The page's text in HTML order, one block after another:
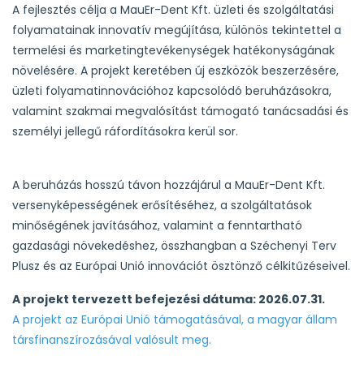
A fejlesztés célja a MauEr-Dent Kft. üzleti és szolgáltatási
folyamatainak innovatív megújítása, különös tekintettel a
termelési és marketingtevékenységek hatékonyságának
növelésére. A projekt keretében új eszközök beszerzésére,
üzleti folyamatinnovációhoz kapcsolódó beruházásokra,
valamint szakmai megvalósítást támogató tanácsadási és
személyi jellegű ráfordításokra kerül sor.
A beruházás hosszú távon hozzájárul a MauEr-Dent Kft.
versenyképességének erősítéséhez, a szolgáltatások
minőségének javításához, valamint a fenntartható
gazdasági növekedéshez, összhangban a Széchenyi Terv
Plusz és az Európai Unió innovációt ösztönző célkitűzéseivel.
A projekt tervezett befejezési dátuma: 2026.07.31.
A projekt az Európai Unió támogatásával, a magyar állam
társfinanszírozásával valósult meg.